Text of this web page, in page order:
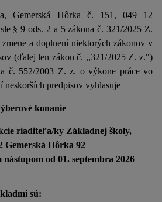
Gemerská Hôrka č. 151, 049 12
§ 9 ods. 2 a 5 zákona č. 321/2025 Z.
a doplnení niektorých zákonov v
(ďalej len zákon č. ,,321/2025 Z. z.")
č. 552/2003 Z. z. o výkone práce vo
neskorších predpisov vyhlasuje
konanie
riaditeľa/ky Základnej školy,
Gemerská Hôrka 92
od 01. septembra 2026
sú: